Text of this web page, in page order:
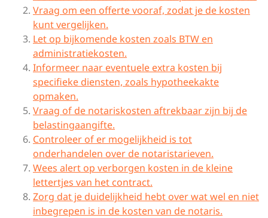
Vraag om een offerte vooraf, zodat je de kosten
kunt vergelijken.
Let op bijkomende kosten zoals BTW en
administratiekosten.
Informeer naar eventuele extra kosten bij
specifieke diensten, zoals hypotheekakte
opmaken.
Vraag of de notariskosten aftrekbaar zijn bij de
belastingaangifte.
Controleer of er mogelijkheid is tot
onderhandelen over de notaristarieven.
Wees alert op verborgen kosten in de kleine
lettertjes van het contract.
Zorg dat je duidelijkheid hebt over wat wel en niet
inbegrepen is in de kosten van de notaris.